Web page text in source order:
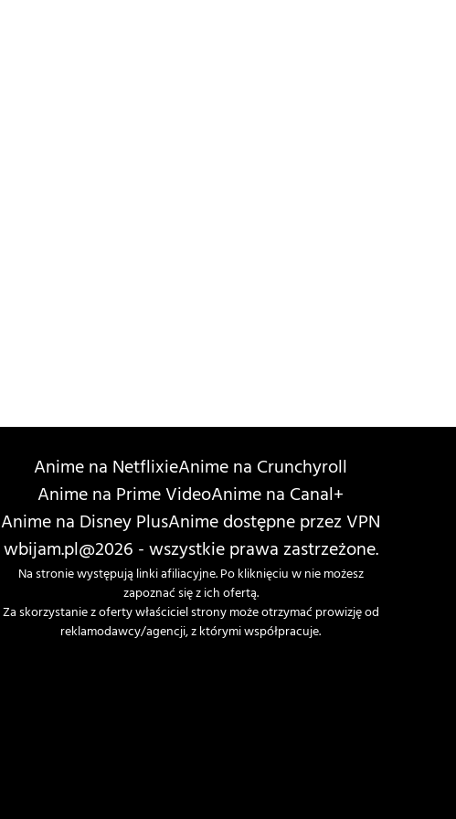
Anime na NetflixieAnime na Crunchyroll
Anime na Prime VideoAnime na Canal+
Anime na Disney PlusAnime dostępne przez VPN
wbijam.pl@2026 - wszystkie prawa zastrzeżone.
Na stronie występują linki afiliacyjne. Po kliknięciu w nie możesz
zapoznać się z ich ofertą.
Za skorzystanie z oferty właściciel strony może otrzymać prowizję od
reklamodawcy/agencji, z którymi współpracuje.